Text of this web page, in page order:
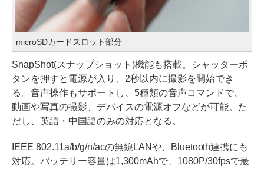
microSDカードスロット部分
SnapShot(スナップショット)機能も搭載。シャッターボ
タンを押すと電源が入り、2秒以内に撮影を開始でき
る。音声操作もサポートし、5種類の音声コマンドで、
動画や写真の撮影、デバイスの電源オフなどが可能。た
だし、英語・中国語のみの対応となる。
IEEE 802.11a/b/g/n/acの無線LANや、Bluetooth連携にも
対応。バッテリー容量は1,300mAhで、1080P/30fpsで最